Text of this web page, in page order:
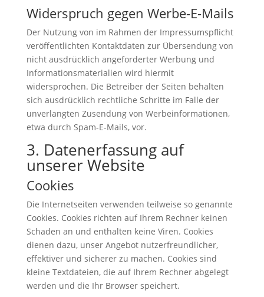
Widerspruch gegen Werbe-E-Mails
Der Nutzung von im Rahmen der Impressumspflicht
veröffentlichten Kontaktdaten zur Übersendung von
nicht ausdrücklich angeforderter Werbung und
Informationsmaterialien wird hiermit
widersprochen. Die Betreiber der Seiten behalten
sich ausdrücklich rechtliche Schritte im Falle der
unverlangten Zusendung von Werbeinformationen,
etwa durch Spam-E-Mails, vor.
3. Datenerfassung auf
unserer Website
Cookies
Die Internetseiten verwenden teilweise so genannte
Cookies. Cookies richten auf Ihrem Rechner keinen
Schaden an und enthalten keine Viren. Cookies
dienen dazu, unser Angebot nutzerfreundlicher,
effektiver und sicherer zu machen. Cookies sind
kleine Textdateien, die auf Ihrem Rechner abgelegt
werden und die Ihr Browser speichert.